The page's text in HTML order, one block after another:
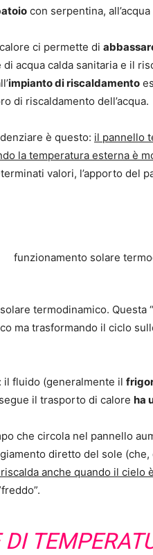
con serpentina,
ci permette di
acqua calda sanitaria e il
impianto di riscaldamento
di riscaldamento dell’acqua.
è questo: il pannello
la temperatura esterna è
valori, l’apporto del
termodinamico. Questa “
ma trasformando il ciclo
il fluido (generalmente il
il trasporto di calore ha
che circola nel pannello
diretto del sole (che,
anche quando il cielo